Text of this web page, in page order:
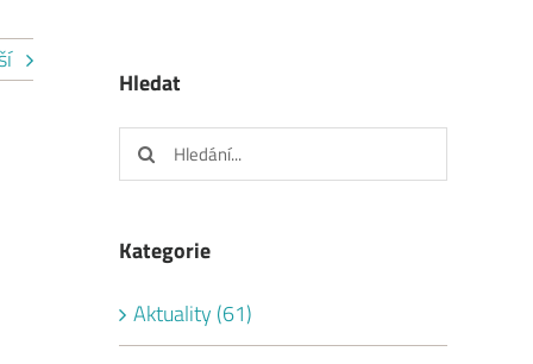
Hledat
Hledat:
Kategorie
Aktuality (61)